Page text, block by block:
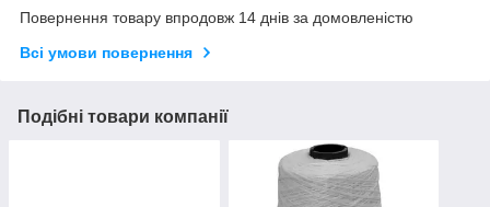
Повернення товару впродовж 14 днів за домовленістю
Всі умови повернення
Подібні товари компанії